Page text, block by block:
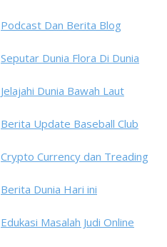
Podcast Dan Berita Blog
Seputar Dunia Flora Di Dunia
Jelajahi Dunia Bawah Laut
Berita Update Baseball Club
Crypto Currency dan Treading
Berita Dunia Hari ini
Edukasi Masalah Judi Online